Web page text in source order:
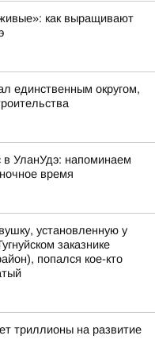
как выращивают
единственным округом,
в УланУдэ: напоминаем
время
установленную у
заказнике
попался кое-кто
триллионы на развитие